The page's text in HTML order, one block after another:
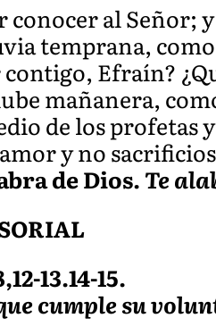
al Señor;
temprana,
contigo, Efraín?
mañanera,
de los profetas
y no
de Dios.Te
13.14-15.
cumple su